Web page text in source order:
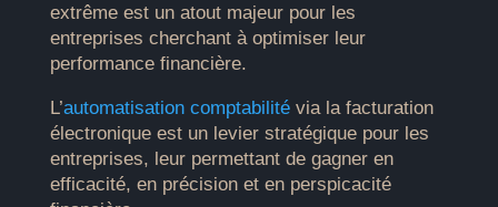
extrême est un atout majeur pour les
entreprises cherchant à optimiser leur
performance financière.
L’automatisation comptabilitévia la facturation
électronique est un levier stratégique pour les
entreprises, leur permettant de gagner en
efficacité, en précision et en perspicacité